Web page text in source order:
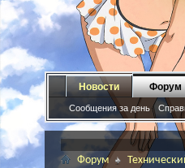
Новости Форум
Сообщения за день
Форум